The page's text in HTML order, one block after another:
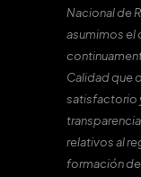
Nacional de
asumimos el
Calidad que
satisfactorio
relativos al
formación